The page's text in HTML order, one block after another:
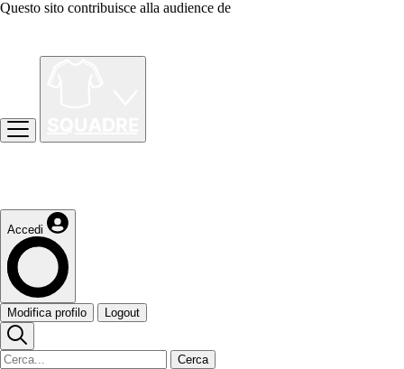
Questo sito contribuisce alla audience de
Accedi
Modifica profilo Logout
Cerca